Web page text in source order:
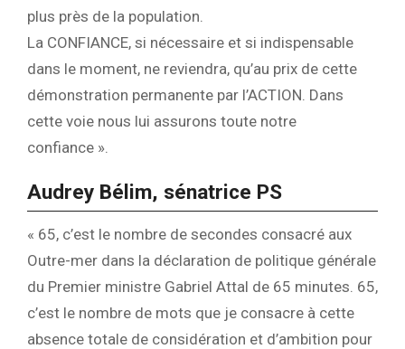
plus près de la population.
La CONFIANCE, si nécessaire et si indispensable
dans le moment, ne reviendra, qu’au prix de cette
démonstration permanente par l’ACTION. Dans
cette voie nous lui assurons toute notre
confiance ».
Audrey Bélim, sénatrice PS
« 65, c’est le nombre de secondes consacré aux
Outre-mer dans la déclaration de politique générale
du Premier ministre Gabriel Attal de 65 minutes. 65,
c’est le nombre de mots que je consacre à cette
absence totale de considération et d’ambition pour